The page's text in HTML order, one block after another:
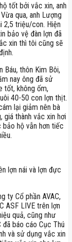
tốt bởi vắc xin, anh
qua, anh Lượng
2,5 triệu/con. Hiện
bảo vệ đàn lợn đã
xin thì tôi cũng sẽ
Báu, thôn Kim Bôi,
nay ông đã sử
tốt, không ốm,
40-50 con lợn thịt.
lại giảm nên bà
giá thành vắc xin hơi
hộ vẫn hơn tiếc
lợn nái và lợn đực
ty Cổ phần AVAC,
ASF LIVE trên lợn
quả, cũng như
báo cáo Cục Thú
và sử dụng vắc xin